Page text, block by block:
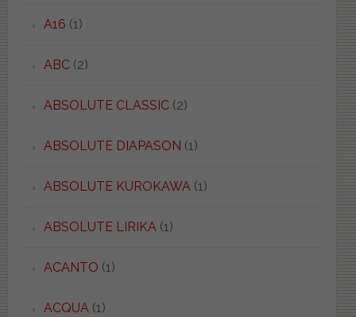
A16 (1)
ABC(2)
ABSOLUTE CLASSIC(2)
ABSOLUTE DIAPASON (1)
ABSOLUTE KUROKAWA (1)
ABSOLUTE LIRIKA (1)
ACANTO (1)
ACQUA (1)